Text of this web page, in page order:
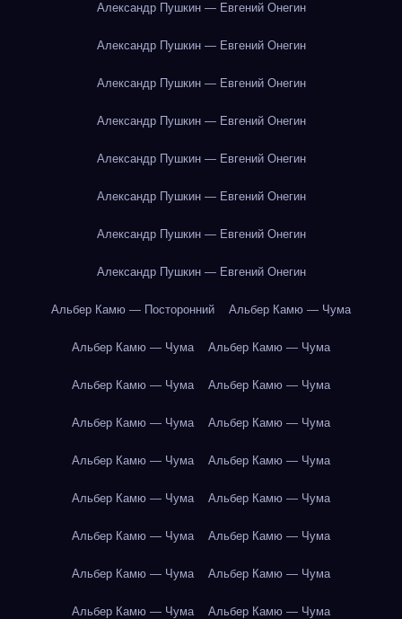
Александр Пушкин — Евгений Онегин
Александр Пушкин — Евгений Онегин
Александр Пушкин — Евгений Онегин
Александр Пушкин — Евгений Онегин
Александр Пушкин — Евгений Онегин
Александр Пушкин — Евгений Онегин
Александр Пушкин — Евгений Онегин
Александр Пушкин — Евгений Онегин
Альбер Камю — Посторонний Альбер Камю — Чума
Альбер Камю — Чума Альбер Камю — Чума
Альбер Камю — Чума Альбер Камю — Чума
Альбер Камю — Чума Альбер Камю — Чума
Альбер Камю — Чума Альбер Камю — Чума
Альбер Камю — Чума Альбер Камю — Чума
Альбер Камю — Чума Альбер Камю — Чума
Альбер Камю — Чума Альбер Камю — Чума
Альбер Камю — Чума Альбер Камю — Чума